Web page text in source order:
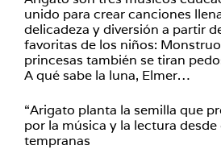
unido para crear canciones
delicadeza y diversión a partir
favoritas de los niños: Monstruo
princesas también se tiran
A qué sabe la luna, Elmer…
“Arigato planta la semilla que
por la música y la lectura
tempranas